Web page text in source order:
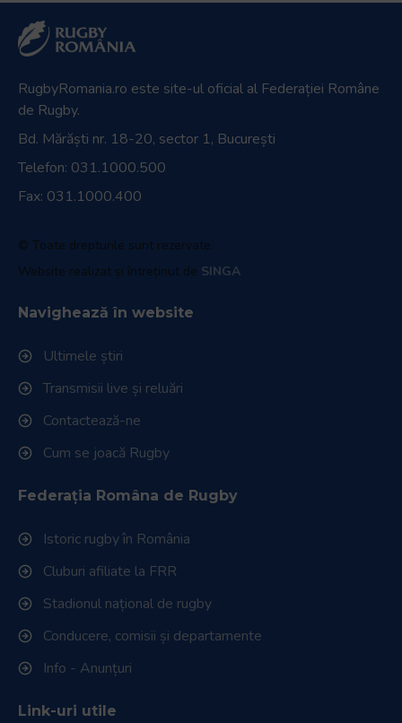
RugbyRomania.ro este site-ul oficial al Federației Române
de Rugby.
Bd. Mărăști nr. 18-20, sector 1, București
Telefon: 031.1000.500
Fax: 031.1000.400
© Toate drepturile sunt rezervate.
Website realizat și întreținut de SINGA
Navighează în website
Ultimele știri
Transmisii live și reluări
Contactează-ne
Cum se joacă Rugby
Federația Româna de Rugby
Istoric rugby în România
Cluburi afiliate la FRR
Stadionul național de rugby
Conducere, comisii și departamente
Info - Anunțuri
Link-uri utile